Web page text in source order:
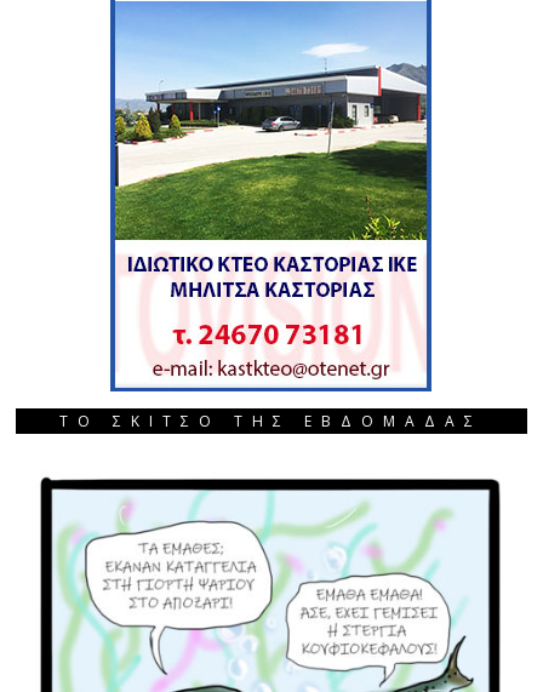
ΤΟ ΣΚΙΤΣΟ ΤΗΣ ΕΒΔΟΜΑΔΑΣ